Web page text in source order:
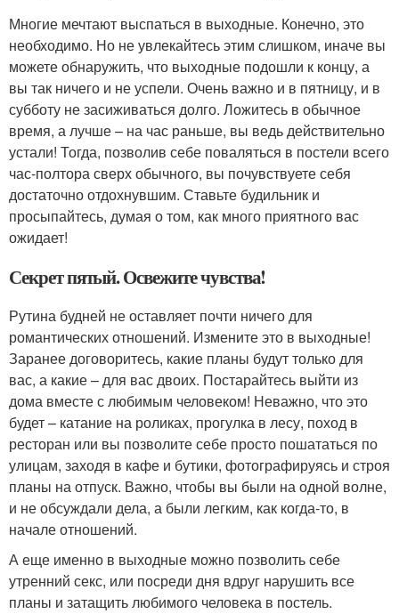
Многие мечтают выспаться в выходные. Конечно, это
необходимо. Но не увлекайтесь этим слишком, иначе вы
можете обнаружить, что выходные подошли к концу, а
вы так ничего и не успели. Очень важно и в пятницу, и в
субботу не засиживаться долго. Ложитесь в обычное
время, а лучше – на час раньше, вы ведь действительно
устали! Тогда, позволив себе поваляться в постели всего
час-полтора сверх обычного, вы почувствуете себя
достаточно отдохнувшим. Ставьте будильник и
просыпайтесь, думая о том, как много приятного вас
ожидает!
Секрет пятый. Освежите чувства!
Рутина будней не оставляет почти ничего для
романтических отношений. Измените это в выходные!
Заранее договоритесь, какие планы будут только для
вас, а какие – для вас двоих. Постарайтесь выйти из
дома вместе с любимым человеком! Неважно, что это
будет – катание на роликах, прогулка в лесу, поход в
ресторан или вы позволите себе просто пошататься по
улицам, заходя в кафе и бутики, фотографируясь и строя
планы на отпуск. Важно, чтобы вы были на одной волне,
и не обсуждали дела, а были легким, как когда-то, в
начале отношений.
А еще именно в выходные можно позволить себе
утренний секс, или посреди дня вдруг нарушить все
планы и затащить любимого человека в постель.